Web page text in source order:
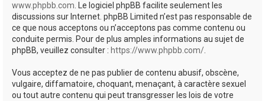
www.phpbb.com. Le logiciel phpBB facilite seulement les
discussions sur Internet. phpBB Limited n’est pas responsable de
ce que nous acceptons ou n’acceptons pas comme contenu ou
conduite permis. Pour de plus amples informations au sujet de
phpBB, veuillez consulter : https://www.phpbb.com/.
Vous acceptez de ne pas publier de contenu abusif, obscène,
vulgaire, diffamatoire, choquant, menaçant, à caractère sexuel
ou tout autre contenu qui peut transgresser les lois de votre